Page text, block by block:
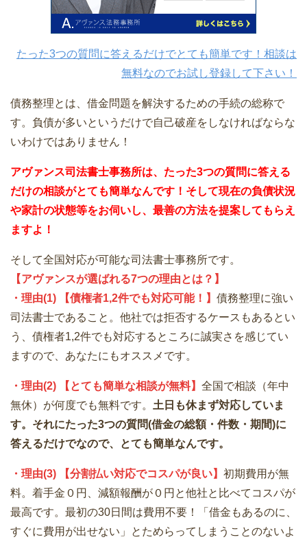
たった3つの質問に答えるだけでとても簡単です！相談は
無料なのでお試し登録して下さい！
債務整理とは、借金問題を解決するための手続の総称で
す。負債が多いというだけで自己破産をしなければならな
いわけではありません！
アヴァンス司法書士事務所は、 たった3つの質問に答える
だけの相談がとても簡単なんです！そして現在の負債状況
や家計の状態等をお伺いし、最善の方法を提案してもらえ
ますよ！
そして全国対応が可能な司法書士事務所です。
【アヴァンスが選ばれる7つの理由とは？】
・理由(1) 【債権者1,2件でも対応可能！】 債務整理に強い
司法書士であること。他社では拒否するケースもあるとい
う、債権者1,2件でも対応するところに誠実さを感じてい
ますので、あなたにもオススメです。
・理由(2) 【とても簡単な相談が無料】 全国で相談（年中
無休）が何度でも無料です。 土日も休まず対応していま
す。それにたった3つの質問(借金の総額・件数・期間)に
答えるだけでなので、とても簡単なんです。
・理由(3) 【分割払い対応でコスパが良い】 初期費用が無
料。着手金０円、減額報酬が０円と他社と比べてコスパが
最高です。最初の30日間は費用不要！「借金もあるのに、
すぐに費用が出せない」とためらってしまうことのないよ